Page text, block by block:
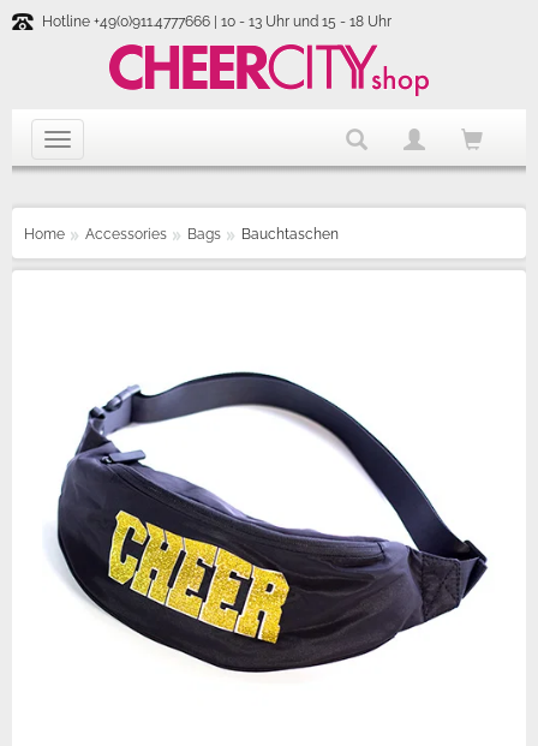
Hotline +49(0)911.4777666 | 10 - 13 Uhr und 15 - 18 Uhr
Home Accessories Bags Bauchtaschen